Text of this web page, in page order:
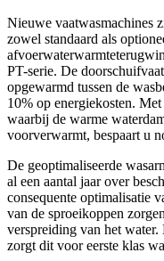
Nieuwe vaatwasmachines
zowel standaard als
PT-serie. De
opgewarmd tussen de
10% op energiekosten.
waarbij de warme
voorverwarmt, bespaart u
De geoptimaliseerde
al een aantal jaar over
consequente optimalisatie
van de sproeikoppen
verspreiding van het
zorgt dit voor eerste klas